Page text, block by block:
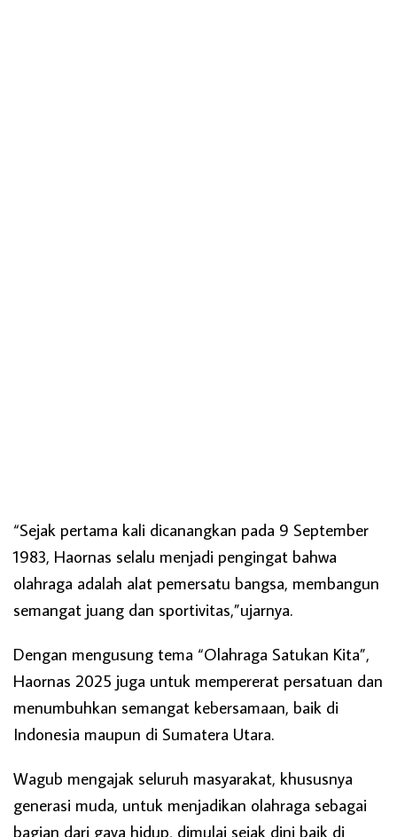
“Sejak pertama kali dicanangkan pada 9 September
1983, Haornas selalu menjadi pengingat bahwa
olahraga adalah alat pemersatu bangsa, membangun
semangat juang dan sportivitas,”ujarnya.
Dengan mengusung tema “Olahraga Satukan Kita”,
Haornas 2025 juga untuk mempererat persatuan dan
menumbuhkan semangat kebersamaan, baik di
Indonesia maupun di Sumatera Utara.
Wagub mengajak seluruh masyarakat, khususnya
generasi muda, untuk menjadikan olahraga sebagai
bagian dari gaya hidup, dimulai sejak dini baik di